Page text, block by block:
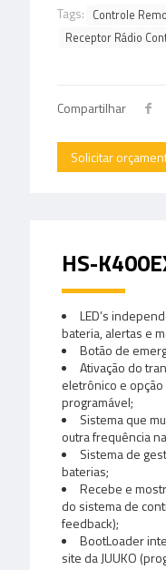
Tags: Controle
Receptor Rádio
Compartilhar
Solicitar
HS-
LED’s
bateria, alertas e
Botão de
Ativação do
eletrônico e
programável;
Sistema que
outra frequência
Sistema de
baterias;
Recebe e
do sistema de
feedback);
BootLoader
site da JUUKO